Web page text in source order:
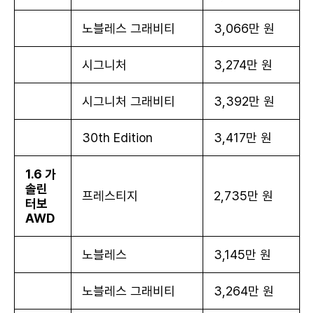
노블레스 그래비티 3,066만 원
시그니처 3,274만 원
시그니처 그래비티 3,392만 원
30th Edition 3,417만 원
1.6 가
솔린
터보
AWD
프레스티지 2,735만 원
노블레스 3,145만 원
노블레스 그래비티 3,264만 원